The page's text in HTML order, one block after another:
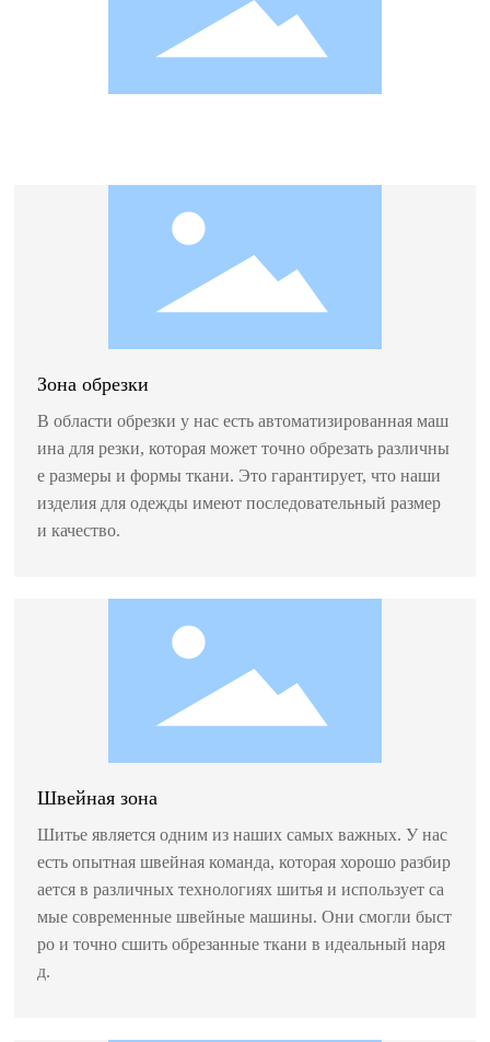
Зона обрезки
В области обрезки у нас есть автоматизированная маш
ина для резки, которая может точно обрезать различны
е размеры и формы ткани. Это гарантирует, что наши
изделия для одежды имеют последовательный размер
и качество.
Швейная зона
Шитье является одним из наших самых важных. У нас
есть опытная швейная команда, которая хорошо разбир
ается в различных технологиях шитья и использует са
мые современные швейные машины. Они смогли быст
ро и точно сшить обрезанные ткани в идеальный наря
д.